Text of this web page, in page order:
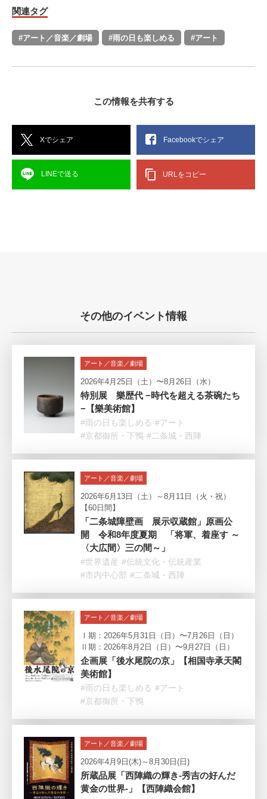
関連タグ
#アート／音楽／劇場 #雨の日も楽しめる #アート
この情報を共有する
Xでシェア Facebookでシェア
LINEで送る URLをコピー
その他のイベント情報
アート／音楽／劇場
2026年4月25日（土）〜8月26日（水）
特別展 樂歴代 −時代を超える茶碗たち
−【樂美術館】
#雨の日も楽しめる #アート
#京都御所・下鴨 #二条城・西陣
アート／音楽／劇場
2026年6月13日（土）～8月11日（火・祝）
【60日間】
「二条城障壁画 展示収蔵館」原画公
開 令和8年度夏期 「将軍、着座す ～
〈大広間〉三の間～」
#世界遺産 #伝統文化・伝統産業
#市内中心部 #二条城・西陣
アート／音楽／劇場
Ⅰ期：2026年5月31日（日）〜7月26日（日）
Ⅱ期：2026年8月2日（日）〜9月27日（日）
企画展「後水尾院の京」【相国寺承天閣
美術館】
#雨の日も楽しめる #アート
#京都御所・下鴨
アート／音楽／劇場
2026年4月9日(木)～8月30日(日)
所蔵品展「西陣織の輝き-秀吉の好んだ
黄金の世界-」【西陣織会館】